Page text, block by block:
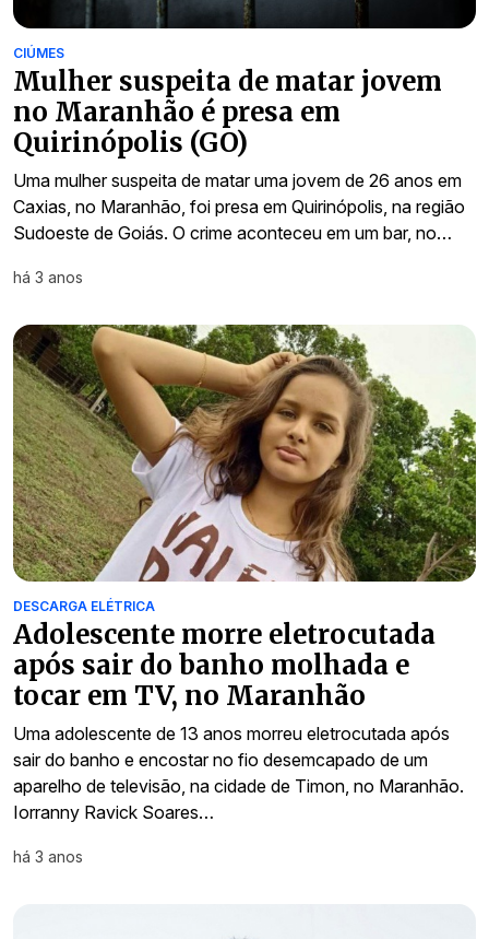
CIÚMES
Mulher suspeita de matar jovem
no Maranhão é presa em
Quirinópolis (GO)
Uma mulher suspeita de matar uma jovem de 26 anos em
Caxias, no Maranhão, foi presa em Quirinópolis, na região
Sudoeste de Goiás. O crime aconteceu em um bar, no…
há 3 anos
DESCARGA ELÉTRICA
Adolescente morre eletrocutada
após sair do banho molhada e
tocar em TV, no Maranhão
Uma adolescente de 13 anos morreu eletrocutada após
sair do banho e encostar no fio desemcapado de um
aparelho de televisão, na cidade de Timon, no Maranhão.
Iorranny Ravick Soares…
há 3 anos